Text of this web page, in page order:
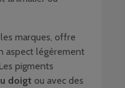
marques, offre
aspect légèrement
pigments
doigt ou avec des